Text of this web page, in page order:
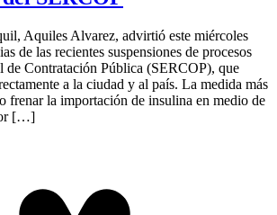
Aquiles Alvarez, advirtió este miércoles
de las recientes suspensiones de procesos
de Contratación Pública (SERCOP), que
a la ciudad y al país. La medida más
frenar la importación de insulina en medio de
[…]